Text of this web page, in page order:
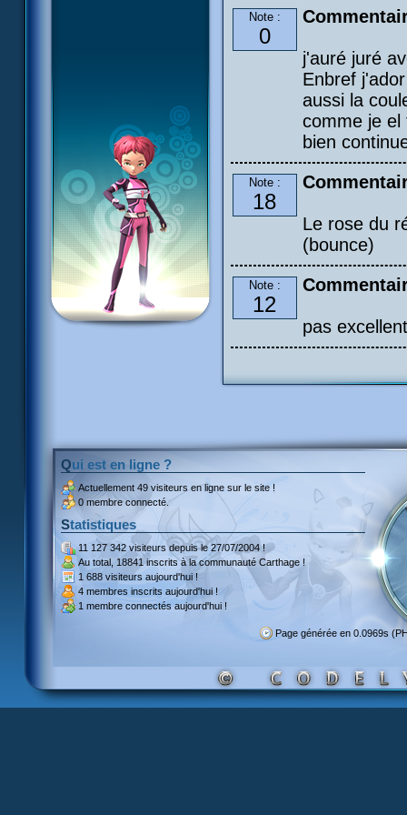
Note :
0
j'auré juré
Enbref
aussi la
comme je el
bien
Note :
18
Le rose du
(bounce)
Note :
12
pas
Qui est en ligne ?
Actuellement 49 visiteurs en ligne sur le site !
0 membre connecté.
Statistiques
11 127 342 visiteursdepuis le 27/07/2004 !
Au total, 18841 inscritsà la communauté Carthage !
1 688 visiteurs aujourd'hui !
4 membres inscrits aujourd'hui !
1 membre connectés aujourd'hui !
Page générée en 0.0969s